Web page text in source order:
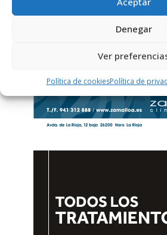
Denegar
Ver
Política de cookiesPolítica de